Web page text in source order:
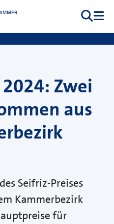
Suche
Zwei
aus
Seifriz-Preises
Kammerbezirk
für